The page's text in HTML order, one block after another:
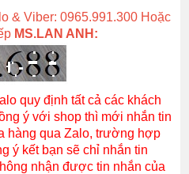
& Viber: 0965.991.300 Hoặc
MS.LAN ANH:
quy định tất cả các khách
ý với shop thì mới nhắn tin
hàng qua Zalo, trường hợp
ý kết bạn sẽ chỉ nhắn tin
nhận được tin nhắn của